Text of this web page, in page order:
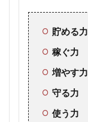
貯める力
稼ぐ力
増やす力
守る力
使う力